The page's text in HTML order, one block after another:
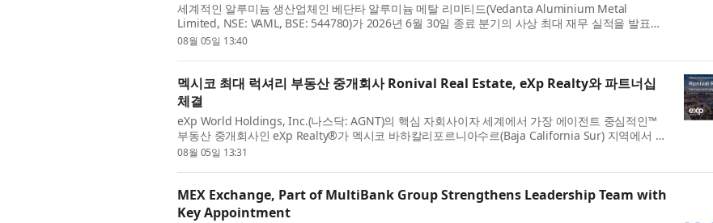
세계적인 알루미늄 생산업체인 베단타 알루미늄 메탈 리미티드(Vedanta Aluminium Metal
Limited, NSE: VAML, BSE: 544780)가 2026년 6월 30일 종료 분기의 사상 최대 재무 실적을 발표했
다. 이번 실적은 인적분할 이후 독립 상장회사로서 성공적인 첫 출발을 알렸다...
08월 05일 13:40
멕시코 최대 럭셔리 부동산 중개회사 Ronival Real Estate, eXp Realty와 파트너십
체결
eXp World Holdings, Inc.(나스닥: AGNT)의 핵심 자회사이자 세계에서 가장 에이전트 중심적인™
부동산 중개회사인 eXp Realty®가 멕시코 바하칼리포르니아수르(Baja California Sur) 지역에서 거
래 건수 기준 1위 부동산 회사인 Ronival Real Estate(이하 Ronival)...
08월 05일 13:31
MEX Exchange, Part of MultiBank Group Strengthens Leadership Team with
Key Appointment